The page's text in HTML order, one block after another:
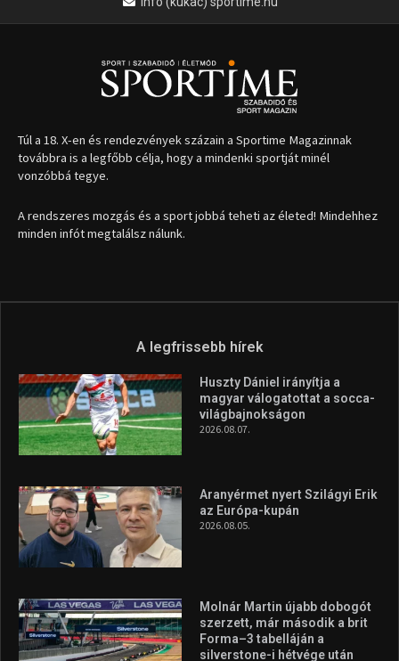
Túl a 18. X-en és rendezvények százain a Sportime Magazinnak
továbbra is a legfőbb célja, hogy a mindenki sportját minél
vonzóbbá tegye.
A rendszeres mozgás és a sport jobbá teheti az életed! Mindehhez
minden infót megtalálsz nálunk.
A legfrissebb hírek
Huszty Dániel irányítja a
magyar válogatottat a socca-
világbajnokságon
2026.08.07.
Aranyérmet nyert Szilágyi Erik
az Európa-kupán
2026.08.05.
Molnár Martin újabb dobogót
szerzett, már második a brit
Forma–3 tabelláján a
silverstone-i hétvége után